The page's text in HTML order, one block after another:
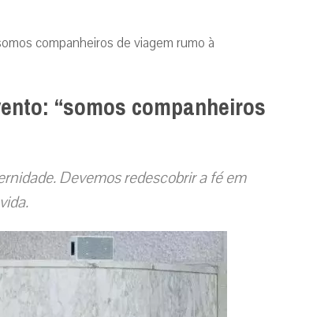
companheiros de viagem rumo à
“somos companheiros
Devemos redescobrir a fé em